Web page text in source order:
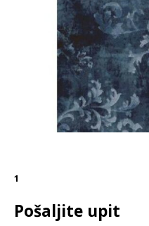
1
Pošaljite upit